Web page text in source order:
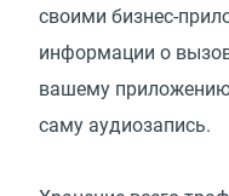
своими бизнес-
информации о
вашему
саму аудиозапись.